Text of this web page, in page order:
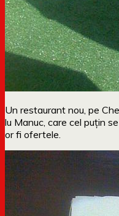
Un restaurant nou, pe
lu Manuc, care cel puțin
or fi ofertele.